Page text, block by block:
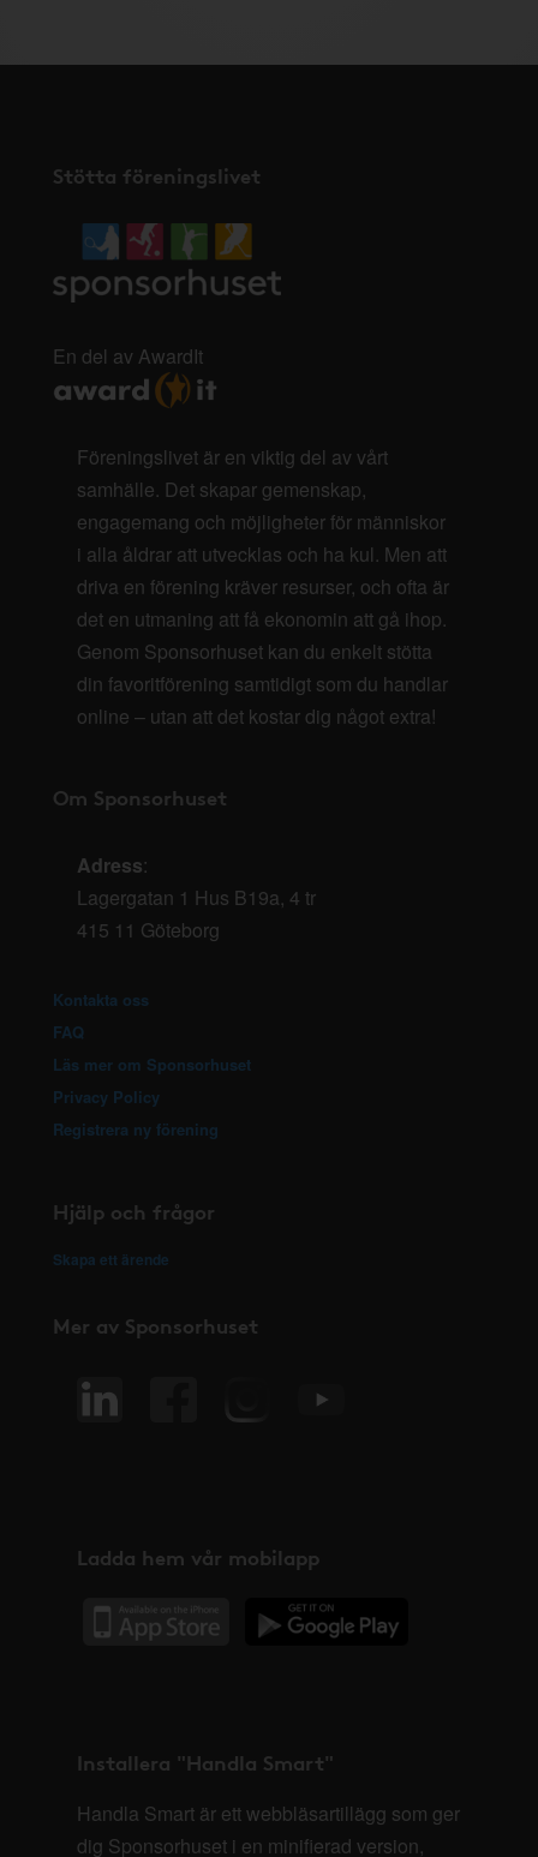
Stötta föreningslivet
En del av AwardIt
Föreningslivet är en viktig del av vårt
samhälle. Det skapar gemenskap,
engagemang och möjligheter för människor
i alla åldrar att utvecklas och ha kul. Men att
driva en förening kräver resurser, och ofta är
det en utmaning att få ekonomin att gå ihop.
Genom Sponsorhuset kan du enkelt stötta
din favoritförening samtidigt som du handlar
online – utan att det kostar dig något extra!
Om Sponsorhuset
Adress:
Lagergatan 1 Hus B19a, 4 tr
415 11 Göteborg
Kontakta oss
FAQ
Läs mer om Sponsorhuset
Privacy Policy
Registrera ny förening
Hjälp och frågor
Skapa ett ärende
Mer av Sponsorhuset
Ladda hem vår mobilapp
Installera "Handla Smart"
Handla Smart är ett webbläsartillägg som ger
dig Sponsorhuset i en minifierad version,